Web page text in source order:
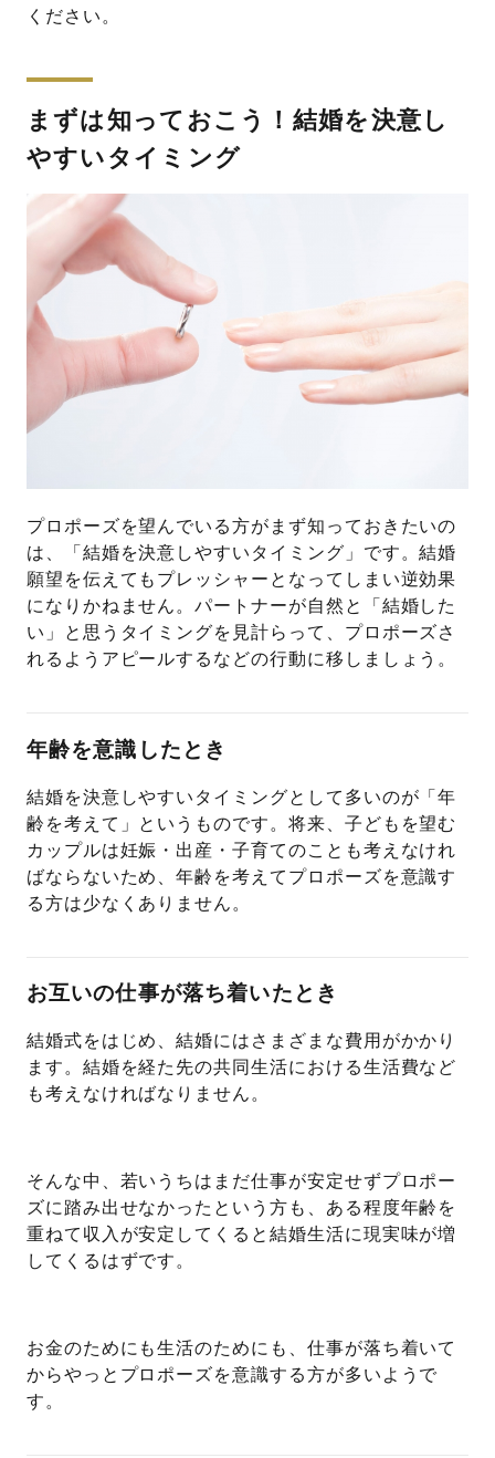
ください。
まずは知っておこう！結婚を決意し
やすいタイミング
プロポーズを望んでいる方がまず知っておきたいの
は、「結婚を決意しやすいタイミング」です。結婚
願望を伝えてもプレッシャーとなってしまい逆効果
になりかねません。パートナーが自然と「結婚した
い」と思うタイミングを見計らって、プロポーズさ
れるようアピールするなどの行動に移しましょう。
年齢を意識したとき
結婚を決意しやすいタイミングとして多いのが「年
齢を考えて」というものです。将来、子どもを望む
カップルは妊娠・出産・子育てのことも考えなけれ
ばならないため、年齢を考えてプロポーズを意識す
る方は少なくありません。
お互いの仕事が落ち着いたとき
結婚式をはじめ、結婚にはさまざまな費用がかかり
ます。結婚を経た先の共同生活における生活費など
も考えなければなりません。
そんな中、若いうちはまだ仕事が安定せずプロポー
ズに踏み出せなかったという方も、ある程度年齢を
重ねて収入が安定してくると結婚生活に現実味が増
してくるはずです。
お金のためにも生活のためにも、仕事が落ち着いて
からやっとプロポーズを意識する方が多いようで
す。